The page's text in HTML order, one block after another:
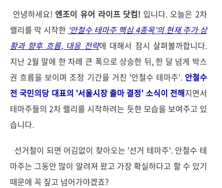
안녕하세요! 엔조이 유어 라이프 닷컴! 입니다. 오늘은 2차
랠리를 막 시작한 '안철수 테마주 핵심 4종목'의 현재 주가 상
황과 향후 흐름, 대응 전략에 대해서 잠시 살펴볼까합니다.
지난 2월 말에 한 차례 큰 폭으로 상승한 뒤, 한 달 넘게 박스
권 흐름을 보이며 조정 기간을 거친 '안철수 테마주'. 안철수
전 국민의당 대표의 '서울시장 출마 결정' 소식이 전해지면서
테마주들의 2차 랠리를 시작하려는 듯한 모습을 보여주고 있
습니다.
선거철이 되면 어김없이 찾아오는 '선거 테마주'. 안철수 테
마주는 그동안 많이 알려져 왔고 가장 확실하다고 할 수 있기
때문에 꼭 짚고 넘어가야겠죠?